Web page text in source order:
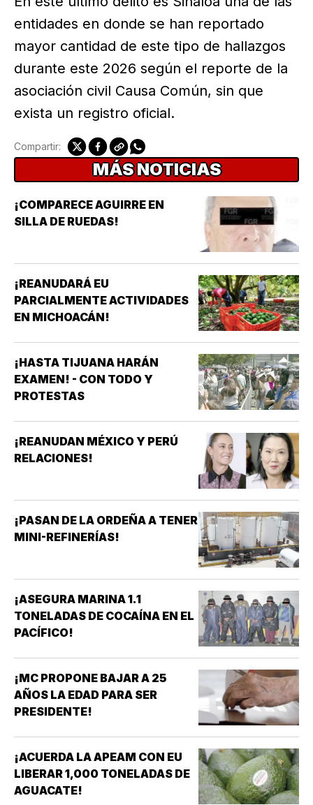
entidades en donde se han reportado
mayor cantidad de este tipo de hallazgos
durante este 2026 según el reporte de la
asociación civil Causa Común, sin que
exista un registro oficial.
Compartir:
MÁS NOTICIAS
¡COMPARECE AGUIRRE EN
SILLA DE RUEDAS!
¡REANUDARÁ EU
PARCIALMENTE ACTIVIDADES
EN MICHOACÁN!
¡HASTA TIJUANA HARÁN
EXAMEN! - CON TODO Y
PROTESTAS
¡REANUDAN MÉXICO Y PERÚ
RELACIONES!
¡PASAN DE LA ORDEÑA A TENER
MINI-REFINERÍAS!
¡ASEGURA MARINA 1.1
TONELADAS DE COCAÍNA EN EL
PACÍFICO!
¡MC PROPONE BAJAR A 25
AÑOS LA EDAD PARA SER
PRESIDENTE!
¡ACUERDA LA APEAM CON EU
LIBERAR 1,000 TONELADAS DE
AGUACATE!